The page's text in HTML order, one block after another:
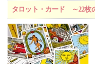
タロット・カード ～22枚